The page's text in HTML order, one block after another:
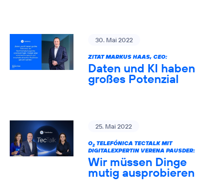
30. Mai 2022
ZITAT MARKUS HAAS, CEO:
Daten und KI haben
großes Potenzial
25. Mai 2022
O2TELEFÓNICA TECTALK MIT
DIGITALEXPERTIN VERENA PAUSDER:
Wir müssen Dinge
mutig ausprobieren